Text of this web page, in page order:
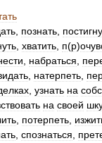
познать
хватить п(р)
набраться
натерпеть
узнать на
на своей
потерпеть
спознаться